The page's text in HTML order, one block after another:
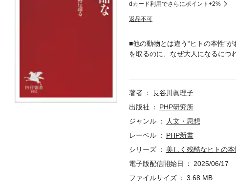
dカード利用でさらにポイント+2%
返品不可
■他の動物とは違う“ヒトの本性”
を取るのに、なぜ大人になるにつ
争はなぜ不毛なのか。チンパン
トは本来、他者に優しい生き物
章：ヒトに固有の特徴は何か ●
著者
長谷川眞理子
出版社
PHP研究所
ジャンル
人文・思想
レーベル
PHP新書
シリーズ
美しく残酷なヒトの本
電子版配信開始日
2025/06/17
ファイルサイズ
3.68 MB